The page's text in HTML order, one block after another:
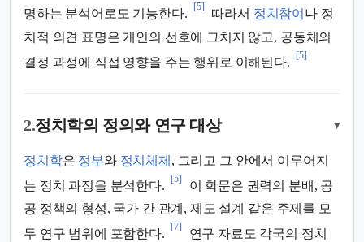
명하는 분석어로도 기능한다.
[5]
따라서 정치참여 나 정
치적 의견 표명은 개인의 선호에 그치지 않고, 공동체의
결정 과정에 직접 영향을 주는 행위로 이해된다.
[5]
2.정치학의 정의와 연구 대상 ▾
정치학은 정부와 정치체제 , 그리고 그 안에서 이루어지
는 정치 과정을 분석한다.
[5]
이 학문은 권력의 분배, 공
공 정책의 형성, 국가 간 관계, 제도 설계 같은 주제를 모
두 연구 범위에 포함한다.
[7]
연구 자료도 각국의 정치